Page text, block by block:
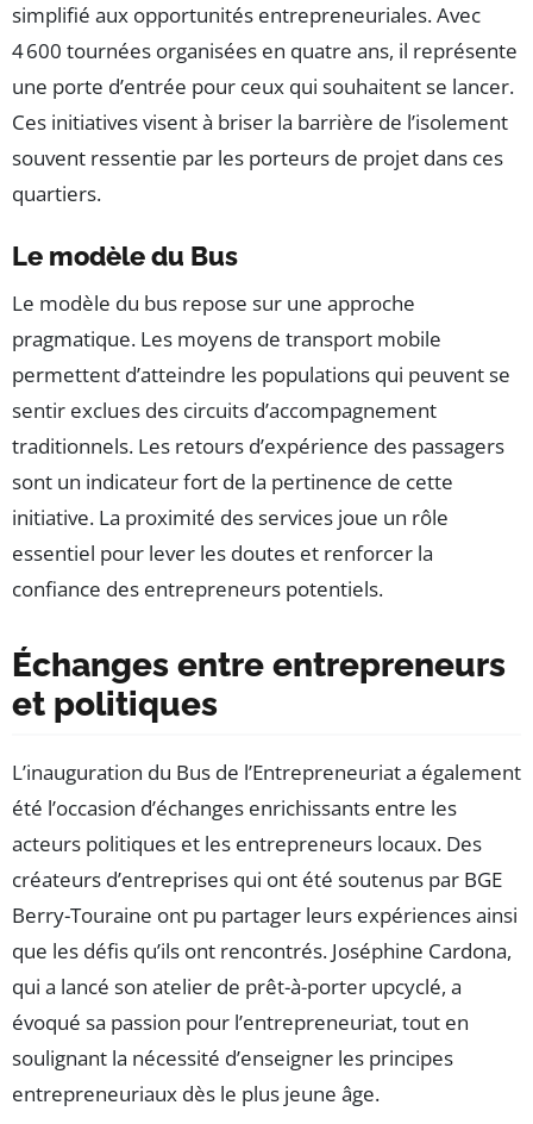
simplifié aux opportunités entrepreneuriales. Avec
4 600 tournées organisées en quatre ans, il représente
une porte d’entrée pour ceux qui souhaitent se lancer.
Ces initiatives visent à briser la barrière de l’isolement
souvent ressentie par les porteurs de projet dans ces
quartiers.
Le modèle du Bus
Le modèle du bus repose sur une approche
pragmatique. Les moyens de transport mobile
permettent d’atteindre les populations qui peuvent se
sentir exclues des circuits d’accompagnement
traditionnels. Les retours d’expérience des passagers
sont un indicateur fort de la pertinence de cette
initiative. La proximité des services joue un rôle
essentiel pour lever les doutes et renforcer la
confiance des entrepreneurs potentiels.
Échanges entre entrepreneurs
et politiques
L’inauguration du Bus de l’Entrepreneuriat a également
été l’occasion d’échanges enrichissants entre les
acteurs politiques et les entrepreneurs locaux. Des
créateurs d’entreprises qui ont été soutenus par BGE
Berry-Touraine ont pu partager leurs expériences ainsi
que les défis qu’ils ont rencontrés. Joséphine Cardona,
qui a lancé son atelier de prêt-à-porter upcyclé, a
évoqué sa passion pour l’entrepreneuriat, tout en
soulignant la nécessité d’enseigner les principes
entrepreneuriaux dès le plus jeune âge.